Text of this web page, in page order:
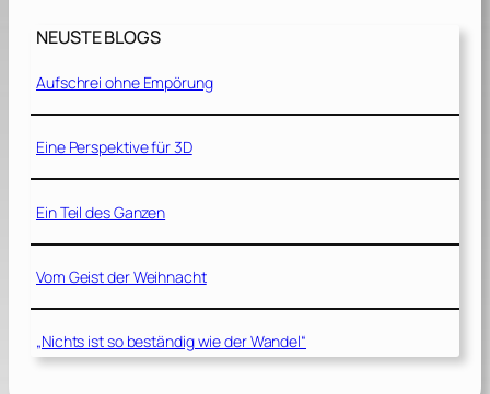
NEUSTE BLOGS
Aufschrei ohne Empörung
Eine Perspektive für 3D
Ein Teil des Ganzen
Vom Geist der Weihnacht
„Nichts ist so beständig wie der Wandel“